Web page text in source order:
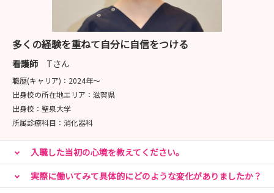
＜オンライン説明会＞
8月6日（木）、8月20日（木） 両日ともに9:30～
10:30
まずは話を聞いてみたいなど、お気軽にご参加くださ
い。
※zoomを使用しての開催ですので、ご自宅からご参加
いただけます
多くの経験を重ねて自分に自信をつける
看護師 Tさん
職歴(キャリア)： 2024年〜
出身校の所在地エリア： 滋賀県
出身校： 聖泉大学
所属診療科目： 消化器科
入職した当初の心境を教えてください。
実際に働いてみて具体的にどのような変化がありましたか？